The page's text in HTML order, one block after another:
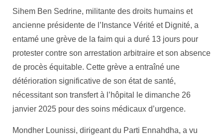
Sihem Ben Sedrine, militante des droits humains et
ancienne présidente de l’Instance Vérité et Dignité, a
entamé une grève de la faim qui a duré 13 jours pour
protester contre son arrestation arbitraire et son absence
de procès équitable. Cette grève a entraîné une
détérioration significative de son état de santé,
nécessitant son transfert à l’hôpital le dimanche 26
janvier 2025 pour des soins médicaux d’urgence.
Mondher Lounissi, dirigeant du Parti Ennahdha, a vu